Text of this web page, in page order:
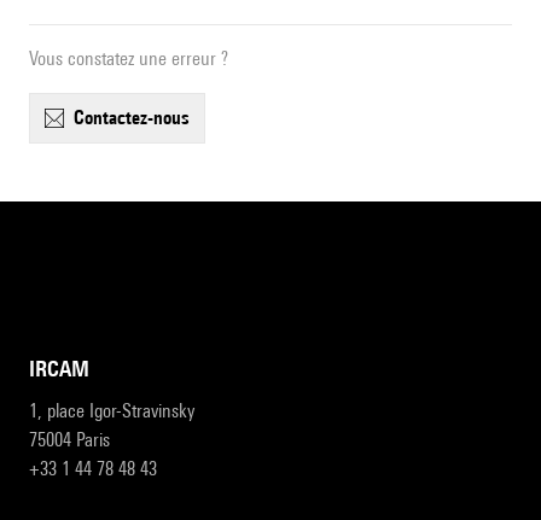
Vous constatez une erreur ?
contactez-nous
IRCAM
1, place Igor-Stravinsky
75004 Paris
+33 1 44 78 48 43